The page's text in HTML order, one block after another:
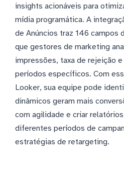
insights acionáveis para
mídia programática. A
de Anúncios traz 146 campos
que gestores de marketing
impressões, taxa de rejeição
períodos específicos. Com
Looker, sua equipe pode
dinâmicos geram mais
com agilidade e criar
diferentes períodos de
estratégias de retargeting.